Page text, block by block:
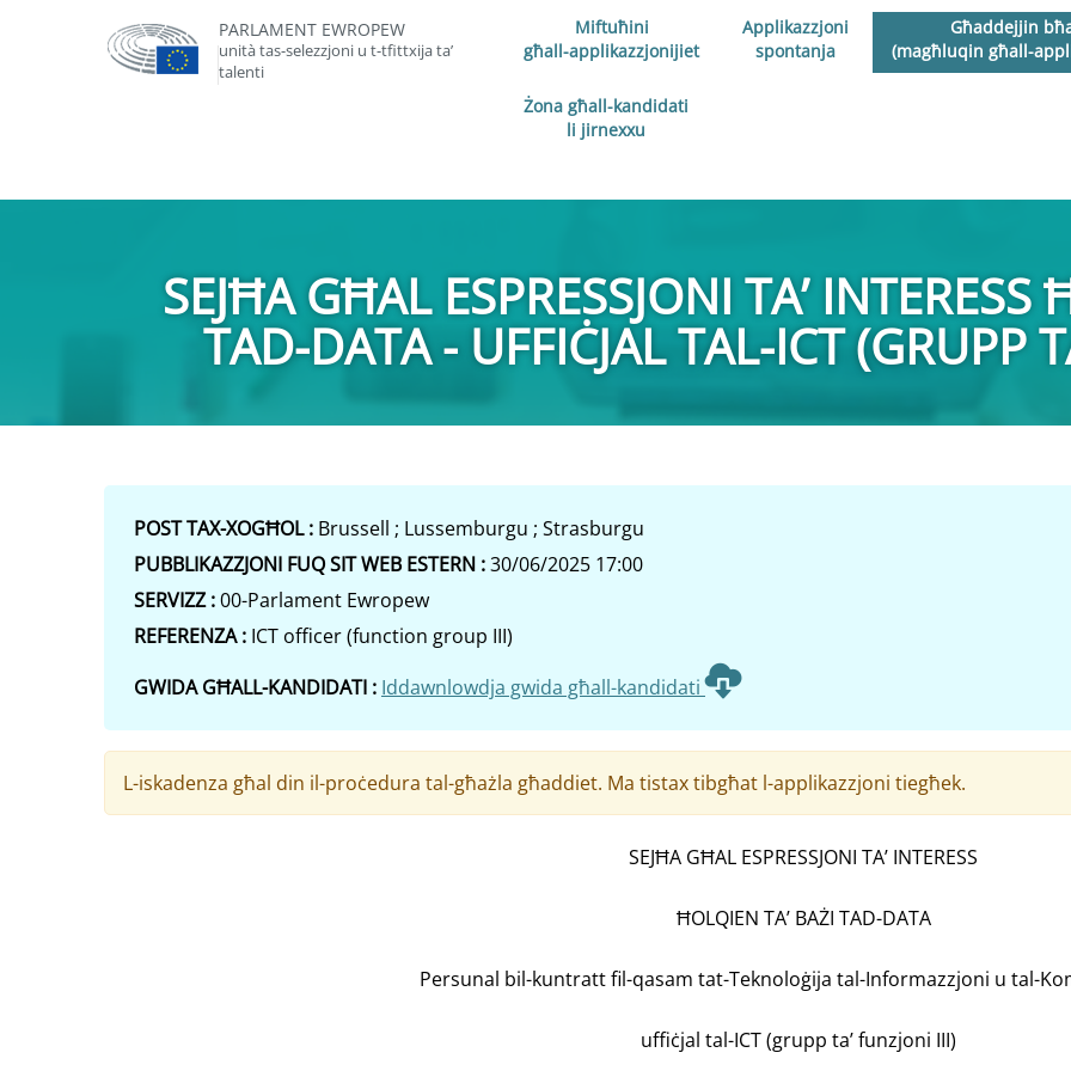
PARLAMENT EWROPEW
unità tas-selezzjoni u t-tfittxija ta’
talenti
Miftuħini
għall-applikazzjonijiet
Applikazzjoni
spontanja
Għaddejjin
(magħluqin għall-
Żona għall-kandidati
li jirnexxu
SEJĦA GĦAL ESPRESSJONI TA’ INTERESS
TAD-DATA - UFFIĊJAL TAL-ICT (GRUPP
POST TAX-XOGĦOL : Brussell ; Lussemburgu ; Strasburgu
PUBBLIKAZZJONI FUQ SIT WEB ESTERN :30/06/2025 17:00
SERVIZZ :00-Parlament Ewropew
REFERENZA : ICT officer (function group III)
GWIDA GĦALL-KANDIDATI : Iddawnlowdja gwida għall-kandidati
L-iskadenza għal din il-proċedura tal-għażla għaddiet. Ma tistax tibgħat l-applikazzjoni tiegħek.
SEJĦA GĦAL ESPRESSJONI TA’ INTERESS
ĦOLQIEN TA’ BAŻI TAD-DATA
Persunal bil-kuntratt fil-qasam tat-Teknoloġija tal-Informazzjoni u tal-
uffiċjal tal-ICT (grupp ta’ funzjoni III)